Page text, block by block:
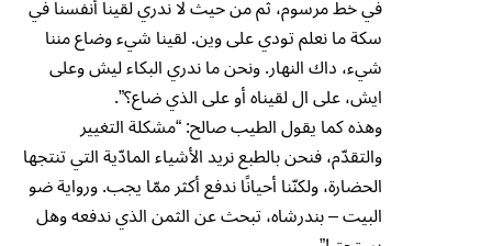
في خط مرسوم، ثم من حيث لا ندري لقينا أنفسنا في
سكة ما نعلم تودي على وين. لقينا شيء وضاع مننا
شيء، داك النهار. ونحن ما ندري البكاء ليش وعلى
ايش، على ال لقيناه أو على الذي ضاع؟”.
وهذه كما يقول الطيب صالح: “مشكلة التغيير
والتقدّم، فنحن بالطبع نريد الأشياء المادّية التي تنتجها
الحضارة، ولكنّنا أحيانًا ندفع أكثر ممّا يجب. ورواية ضو
البيت – بندرشاه، تبحث عن الثمن الذي ندفعه وهل